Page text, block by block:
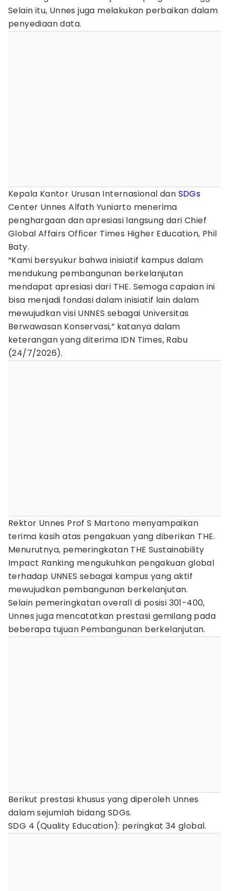
Selain itu, Unnes juga melakukan perbaikan dalam
penyediaan data.
Kepala Kantor Urusan Internasional dan SDGs
Center Unnes Alfath Yuniarto menerima
penghargaan dan apresiasi langsung dari Chief
Global Affairs Officer Times Higher Education, Phil
Baty.
“Kami bersyukur bahwa inisiatif kampus dalam
mendukung pembangunan berkelanjutan
mendapat apresiasi dari THE. Semoga capaian ini
bisa menjadi fondasi dalam inisiatif lain dalam
mewujudkan visi UNNES sebagai Universitas
Berwawasan Konservasi,” katanya dalam
keterangan yang diterima IDN Times, Rabu
(24/7/2026).
Rektor Unnes Prof S Martono menyampaikan
terima kasih atas pengakuan yang diberikan THE.
Menurutnya, pemeringkatan THE Sustainability
Impact Ranking mengukuhkan pengakuan global
terhadap UNNES sebagai kampus yang aktif
mewujudkan pembangunan berkelanjutan.
Selain pemeringkatan overall di posisi 301-400,
Unnes juga mencatatkan prestasi gemilang pada
beberapa tujuan Pembangunan berkelanjutan.
Berikut prestasi khusus yang diperoleh Unnes
dalam sejumlah bidang SDGs.
SDG 4 (Quality Education): peringkat 34 global.